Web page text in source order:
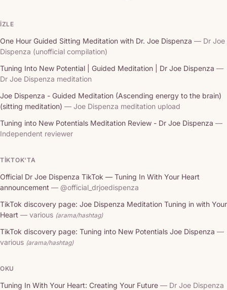
İZLE
One Hour Guided Sitting Meditation with Dr. Joe Dispenza — Dr Joe
Dispenza (unofficial compilation)
Tuning Into New Potential | Guided Meditation | Dr Joe Dispenza —
Dr Joe Dispenza meditation
Joe Dispenza - Guided Meditation (Ascending energy to the brain)
(sitting meditation) — Joe Dispenza meditation upload
Tuning into New Potentials Meditation Review - Dr Joe Dispenza —
Independent reviewer
TIKTOK'TA
Official Dr Joe Dispenza TikTok — Tuning In With Your Heart
announcement — @official_drjoedispenza
TikTok discovery page: Joe Dispenza Meditation Tuning in with Your
Heart — various (arama/hashtag)
TikTok discovery page: Tuning into New Potentials Joe Dispenza —
various (arama/hashtag)
OKU
Tuning In With Your Heart: Creating Your Future — Dr Joe Dispenza